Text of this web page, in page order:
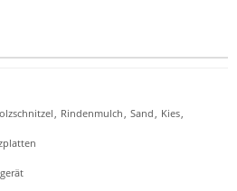
Rindenmulch Sand Kies